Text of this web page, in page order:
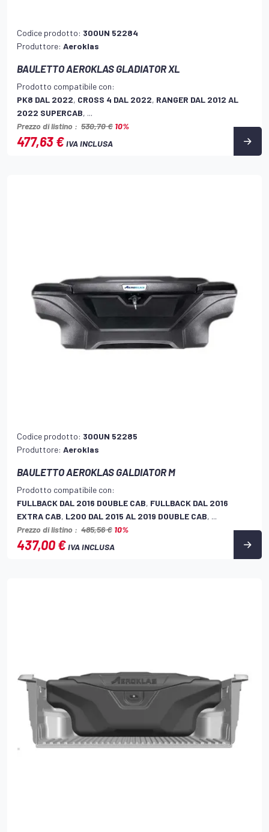
Codice prodotto: 300UN 52284
Produttore: Aeroklas
BAULETTO AEROKLAS GLADIATOR XL
Prodotto compatibile con:
PK8 DAL 2022, CROSS 4 DAL 2022, RANGER DAL 2012 AL
2022 SUPERCAB, ...
Prezzo di listino : 530,70 € 10%
477,63 €IVA INCLUSA
Codice prodotto: 300UN 52285
Produttore: Aeroklas
BAULETTO AEROKLAS GALDIATOR M
Prodotto compatibile con:
FULLBACK DAL 2016 DOUBLE CAB, FULLBACK DAL 2016
EXTRA CAB, L200 DAL 2015 AL 2019 DOUBLE CAB, ...
Prezzo di listino : 485,56 € 10%
437,00 €IVA INCLUSA